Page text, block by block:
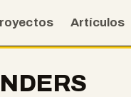
Artículos